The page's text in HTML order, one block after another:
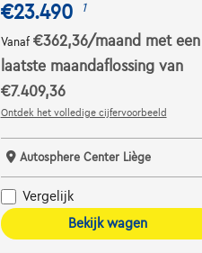
€23.490 1
Vanaf €362,36/maand met een
laatste maandaflossing van
€7.409,36
Ontdek het volledige cijfervoorbeeld
Autosphere Center Liège
Vergelijk
Bekijk wagen